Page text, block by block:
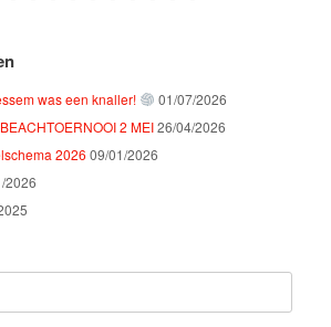
was een knaller!
01/07/2026
2 MEI26/04/2026
2026 09/01/2026
2026